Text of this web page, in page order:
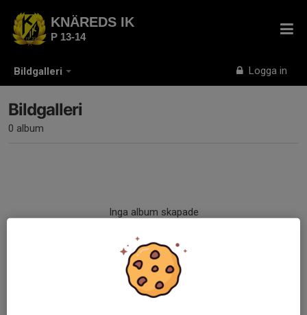
Bildgalleri Logga in
KNÄREDS IK
P 13-14
Bildgalleri
0 album
Inga album skapade